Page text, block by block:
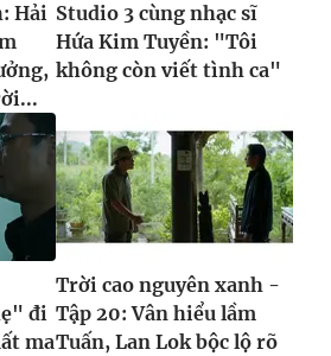
Hải Studio 3 cùng nhạc sĩ
Hứa Kim Tuyền: "Tôi
không còn viết tình ca"
đi
ma
Trời cao nguyên xanh -
Tập 20: Vân hiểu lầm
Tuấn, Lan Lok bộc lộ rõ